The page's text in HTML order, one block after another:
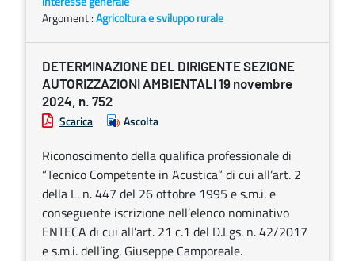
Argomenti:Agricoltura e sviluppo rurale
DETERMINAZIONE DEL DIRIGENTE SEZIONE
AUTORIZZAZIONI AMBIENTALI 19 novembre
2024, n. 752
Scarica Ascolta
Riconoscimento della qualifica professionale di
“Tecnico Competente in Acustica” di cui all’art. 2
della L. n. 447 del 26 ottobre 1995 e s.m.i. e
conseguente iscrizione nell’elenco nominativo
ENTECA di cui all’art. 21 c.1 del D.Lgs. n. 42/2017
e s.m.i. dell’ing. Giuseppe Camporeale.